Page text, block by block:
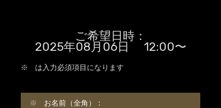
ご希望日時：
2025年08月06日 12:00〜
※ は入力必須項目になります
※ お名前（全角）：